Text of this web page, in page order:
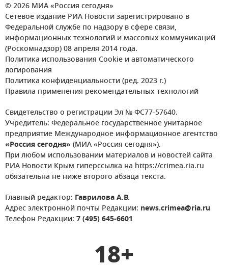
© 2026 МИА «Россия сегодня»
Сетевое издание РИА Новости зарегистрировано в
Федеральной службе по надзору в сфере связи,
информационных технологий и массовых коммуникаций
(Роскомнадзор) 08 апреля 2014 года.
Политика использования Cookie и автоматического
логирования
Политика конфиденциальности (ред. 2023 г.)
Правила применения рекомендательных технологий
Свидетельство о регистрации Эл № ФС77-57640.
Учредитель: Федеральное государственное унитарное
предприятие Международное информационное агентство
«Россия сегодня» (МИА «Россия сегодня»).
При любом использовании материалов и новостей сайта
РИА Новости Крым гиперссылка на https://crimea.ria.ru
обязательна не ниже второго абзаца текста.
Главный редактор: Гаврилова А.В.
Адрес электронной почты Редакции: news.crimea@ria.ru
Телефон Редакции: 7 (495) 645-6601
18+